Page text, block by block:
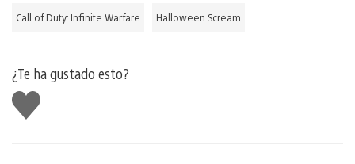
Call of Duty: Infinite Warfare Halloween Scream
¿Te ha gustado esto?
Me
gusta